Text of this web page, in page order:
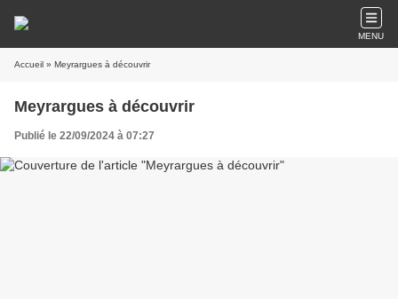
MENU
Accueil » Meyrargues à découvrir
Meyrargues à découvrir
Publié le 22/09/2024 à 07:27